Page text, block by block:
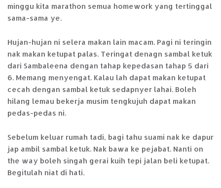
minggu kita marathon semua homework yang tertinggal
sama-sama ye.
Hujan-hujan ni selera makan lain macam. Pagi ni teringin
nak makan ketupat palas. Teringat denagn sambal ketuk
dari Sambaleena dengan tahap kepedasan tahap 5 dari
6. Memang menyengat. Kalau lah dapat makan ketupat
cecah dengan sambal ketuk sedapnyer lahai. Boleh
hilang lemau bekerja musim tengkujuh dapat makan
pedas-pedas ni.
Sebelum keluar rumah tadi, bagi tahu suami nak ke dapur
jap ambil sambal ketuk. Nak bawa ke pejabat. Nanti on
the way boleh singah gerai kuih tepi jalan beli ketupat.
Begitulah niat di hati.